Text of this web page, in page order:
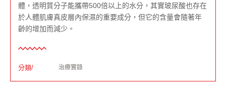
體，透明質分子能攜帶500倍以上的水分，其實玻尿酸也存在
於人體肌膚真皮層內保濕的重要成分，但它的含量會隨著年
齡的增加而減少。
分類/ 治療實錄